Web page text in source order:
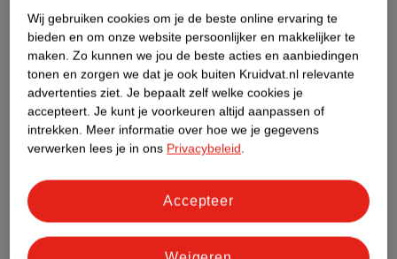
Dit product heeft (nog) geen Nature
Impact Score.
Meer informatie
Bestel & Bezorginformatie
Bekijk ook
Wij gebruiken cookies om je de beste online ervaring te
bieden en om onze website persoonlijker en makkelijker te
maken. Zo kunnen we jou de beste acties en aanbiedingen
tonen en zorgen we dat je ook buiten Kruidvat.nl relevante
advertenties ziet. Je bepaalt zelf welke cookies je
accepteert. Je kunt je voorkeuren altijd aanpassen of
intrekken. Meer informatie over hoe we je gegevens
verwerken lees je in ons Privacybeleid.
Accepteer